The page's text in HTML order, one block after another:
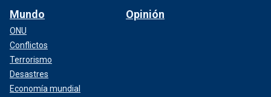
Mundo
ONU
Conflictos
Terrorismo
Desastres
Economía mundial
Opinión